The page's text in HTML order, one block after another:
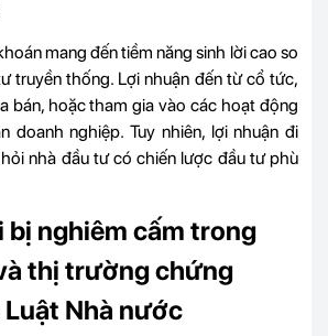
mang đến tiềm năng sinh lời cao so
truyền thống. Lợi nhuận đến từ cổ tức,
bán, hoặc tham gia vào các hoạt động
doanh nghiệp. Tuy nhiên, lợi nhuận đi
nhà đầu tư có chiến lược đầu tư phù
bị nghiêm cấm trong
thị trường chứng
Nhà nước